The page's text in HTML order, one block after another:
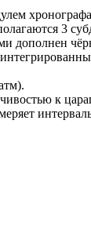
3
дополнен
к